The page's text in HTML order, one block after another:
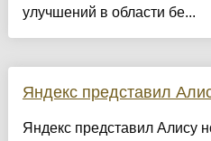
улучшений в области бе...
Яндекс представил
Яндекс представил Алису